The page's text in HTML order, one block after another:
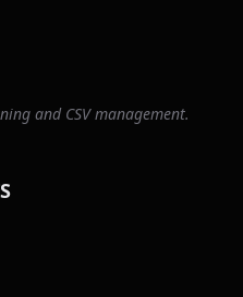
and CSV management.